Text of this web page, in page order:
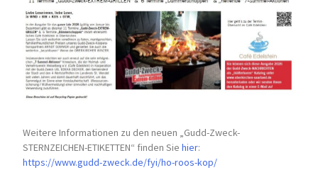
Weitere Informationen zu den neuen „Gudd-Zweck-
STERNZEICHEN-ETIKETTEN“ finden Siehier:
https://www.gudd-zweck.de/fyi/ho-roos-kop/